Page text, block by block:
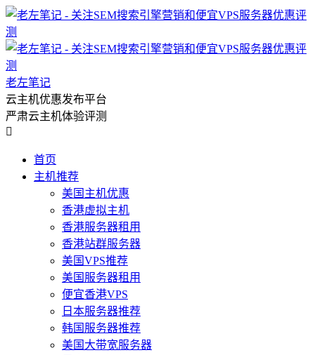
老左笔记
云主机优惠发布平台
严肃云主机体验评测

首页
主机推荐
美国主机优惠
香港虚拟主机
香港服务器租用
香港站群服务器
美国VPS推荐
美国服务器租用
便宜香港VPS
日本服务器推荐
韩国服务器推荐
美国大带宽服务器